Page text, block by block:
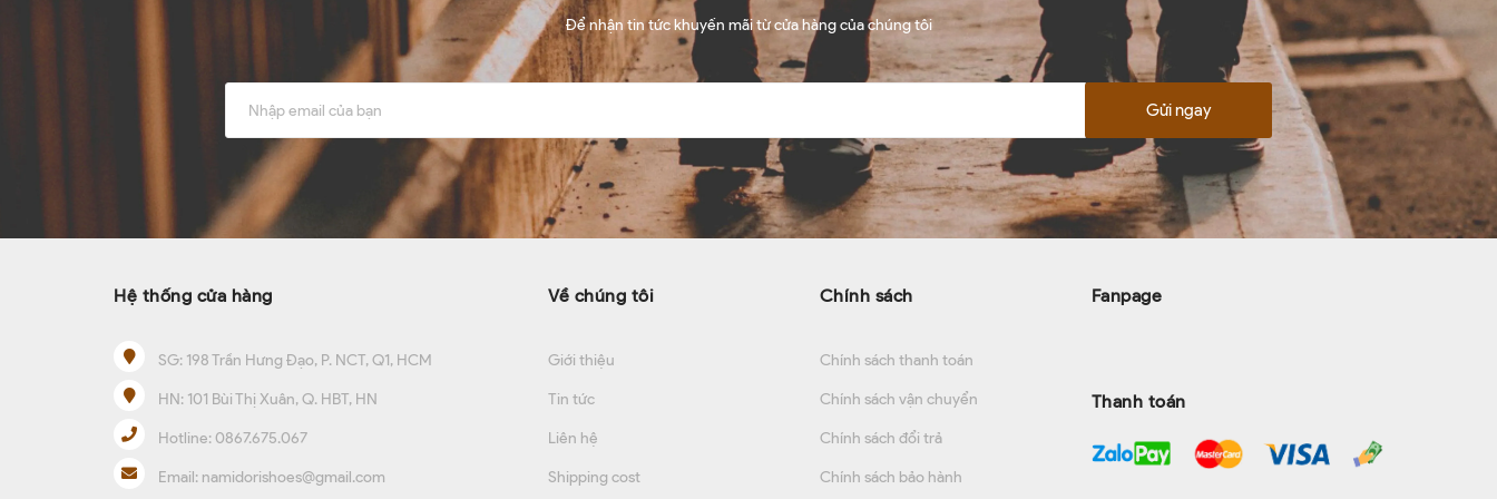
Để nhận tin tức khuyến mãi từ cửa hàng của chúng tôi
Gửi ngay
Hệ thống cửa hàng
SG: 198 Trần Hưng Đạo, P. NCT, Q1, HCM
HN: 101 Bùi Thị Xuân, Q. HBT, HN
Hotline:0867.675.067
Email: namidorishoes@gmail.com
Về chúng tôi
Giới thiệu
Tin tức
Liên hệ
Shipping cost
Chính sách
Chính sách thanh toán
Chính sách vận chuyển
Chính sách đổi trả
Chính sách bảo hành
Fanpage
Thanh toán